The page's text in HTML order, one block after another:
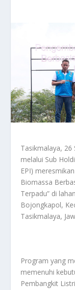
Tasikmalaya, 26
melalui Sub
EPI)
Biomassa
Terpadu” di
Bojongkapol,
Tasikmalaya,
Program yang
memenuhi
Pembangkit